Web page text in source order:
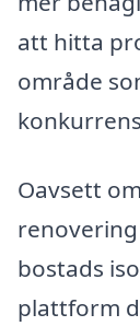
att hitta
område
Oavsett
bostads
plattform